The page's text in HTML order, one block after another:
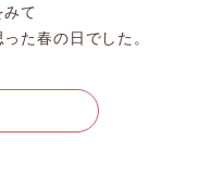
て
た春の日でした。